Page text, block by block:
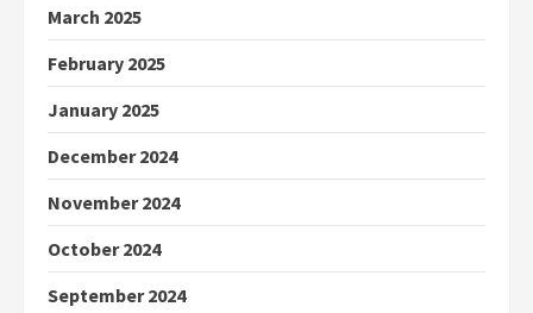
March 2025
February 2025
January 2025
December 2024
November 2024
October 2024
September 2024